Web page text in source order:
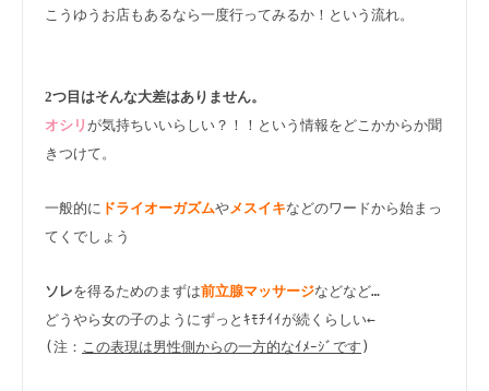
こうゆうお店もあるなら一度行ってみるか！という流れ。
2つ目はそんな大差はありません。
オシリ が気持ちいいらしい？！！という情報をどこかからか聞
きつけて。
一般的に ドライオーガズムや メスイキなどのワードから始まっ
てくでしょう
ソレを得るためのまずは前立腺マッサージなどなど…
どうやら女の子のようにずっとｷﾓﾁｲｲが続くらしい←
(注： この表現は男性側からの一方的なｲﾒｰｼﾞです )